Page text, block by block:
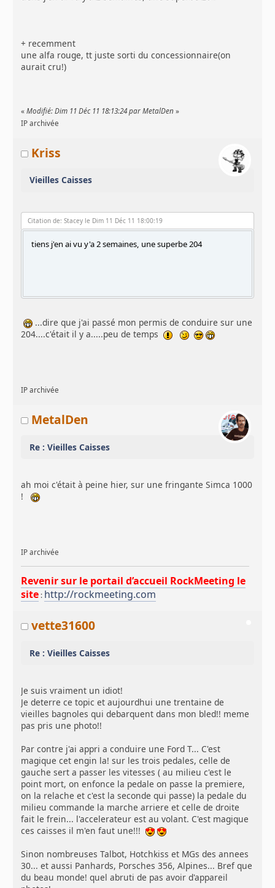
+ recemment
une alfa rouge, tt juste sorti du concessionnaire(on
aurait cru!)
«Modifié: Dim 11 Déc 11 18:13:24 par MetalDen »
IP archivée
Kriss
Vieilles Caisses
Citation de: Stacey le Dim 11 Déc 11 18:00:19
tiens j'en ai vu y'a 2 semaines, une superbe 204
...dire que j'ai passé mon permis de conduire sur une
204....c'était il y a.....peu de temps
IP archivée
MetalDen
Re : Vieilles Caisses
ah moi c'était à peine hier, sur une fringante Simca 1000
!
IP archivée
Revenir sur le portail d’accueil RockMeeting le
site : http://rockmeeting.com
vette31600
Re : Vieilles Caisses
Je suis vraiment un idiot!
Je deterre ce topic et aujourdhui une trentaine de
vieilles bagnoles qui debarquent dans mon bled!! meme
pas pris une photo!!
Par contre j'ai appri a conduire une Ford T... C'est
magique cet engin la! sur les trois pedales, celle de
gauche sert a passer les vitesses ( au milieu c'est le
point mort, on enfonce la pedale on passe la premiere,
on la relache et c'est la seconde qui passe) la pedale du
milieu commande la marche arriere et celle de droite
fait le frein... l'accelerateur est au volant. C'est magique
ces caisses il m'en faut une!!!
Sinon nombreuses Talbot, Hotchkiss et MGs des annees
30... et aussi Panhards, Porsches 356, Alpines... Bref que
du beau monde! quel abruti de pas avoir d'appareil